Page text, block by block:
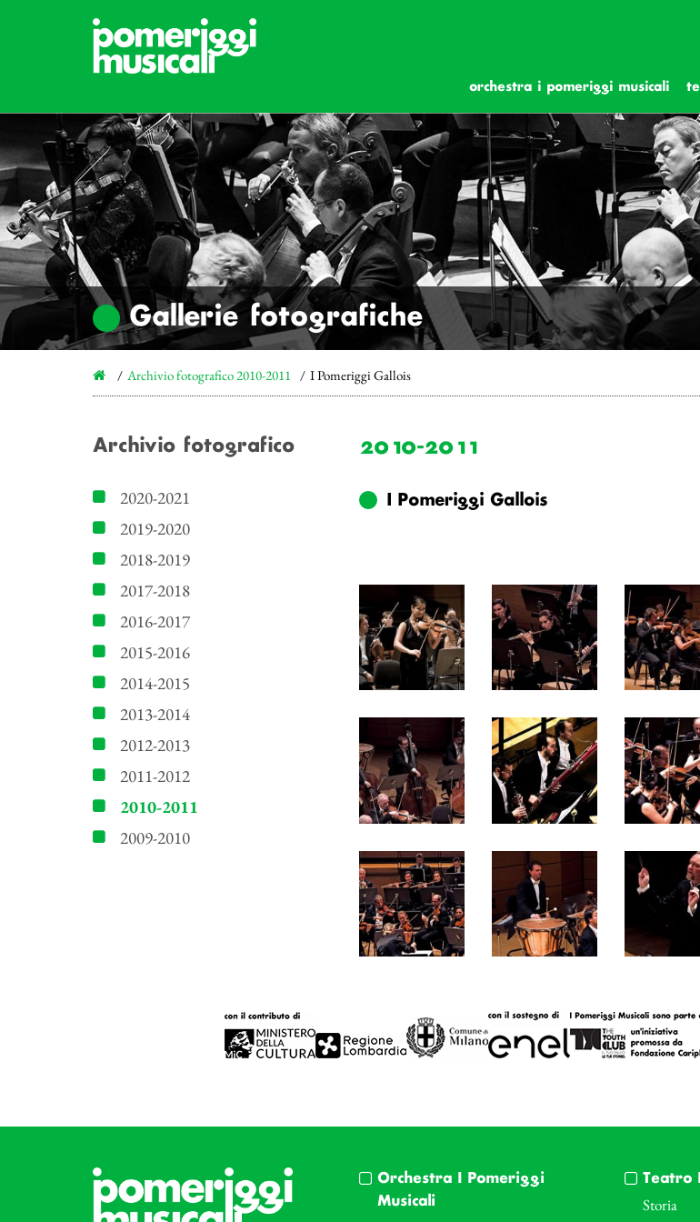
orchestra i pomeriggi musicali
Gallerie fotografiche
Archivio fotografico 2010-2011 I Pomeriggi Gallois
Archivio fotografico
2020-2021
2019-2020
2018-2019
2017-2018
2016-2017
2015-2016
2014-2015
2013-2014
2012-2013
2011-2012
2010-2011
2009-2010
2010-2011
I Pomeriggi Gallois
Orchestra I Pomeriggi
Musicali
Teatro
Storia